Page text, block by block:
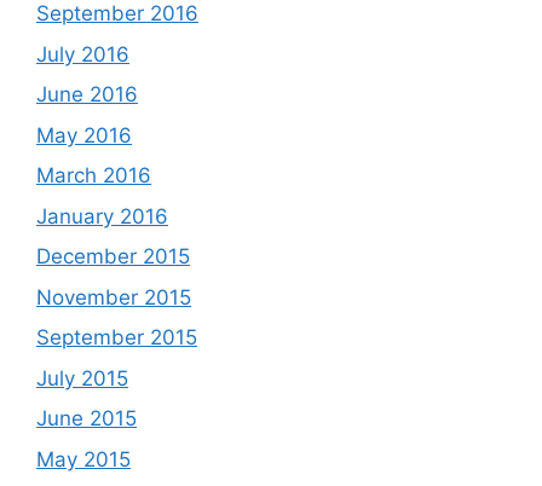
September 2016
July 2016
June 2016
May 2016
March 2016
January 2016
December 2015
November 2015
September 2015
July 2015
June 2015
May 2015